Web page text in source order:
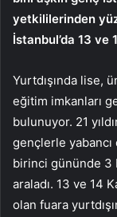
yetkililerinden
İstanbul’da 13 ve
Yurtdışında lise,
eğitim imkanları
bulunuyor. 21
gençlerle yabancı
birinci gününde 3
araladı. 13 ve 14
olan fuara